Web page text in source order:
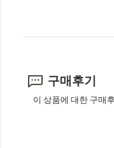
구매후기
이 상품에 대한 구매